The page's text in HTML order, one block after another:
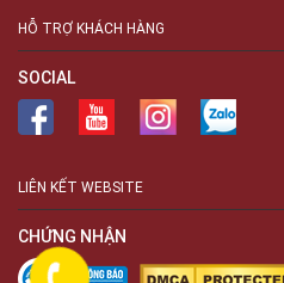
tùy thuộc vào bộ dàn hay
Với những dàn âm thanh làm
cho thuê khách hàng, việc
thanh là cực kì cần thiết và
muốn, mà còn giúp bạn phục
Thương luôn mang đến cho
chọn phụ kiện âm thanh chất
hiệu.
HỖ TRỢ KHÁCH HÀNG
SOCIAL
LIÊN KẾT WEBSITE
CHỨNG NHẬN